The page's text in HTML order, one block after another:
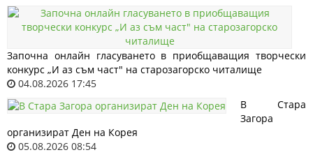
Започна онлайн гласуването в приобщаващия творчески
конкурс „И аз съм част" на старозагорско читалище
04.08.2026 17:45
В Стара
Загора
организират Ден на Корея
05.08.2026 08:54